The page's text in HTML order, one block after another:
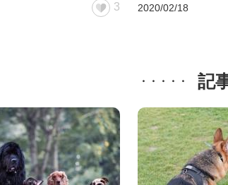
3 2020/02/18
記